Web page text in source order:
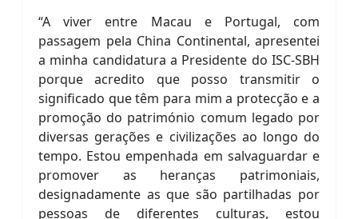
“A viver entre Macau e Portugal, com
passagem pela China Continental, apresentei
a minha candidatura a Presidente do ISC-SBH
porque acredito que posso transmitir o
significado que têm para mim a protecção e a
promoção do património comum legado por
diversas gerações e civilizações ao longo do
tempo. Estou empenhada em salvaguardar e
promover as heranças patrimoniais,
designadamente as que são partilhadas por
pessoas de diferentes culturas, estou